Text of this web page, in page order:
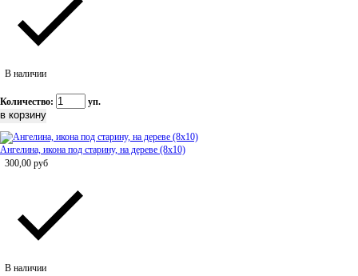
В наличии
Количество: уп.
Ангелина, икона под старину, на дереве (8x10)
300,00 руб
В наличии